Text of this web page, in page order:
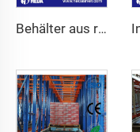
Behälter aus rostfreiem Drahtgeflecht